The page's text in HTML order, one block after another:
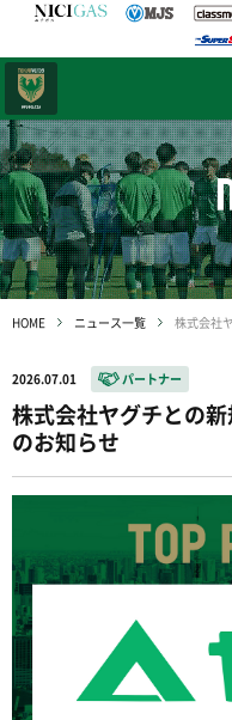
HOME ニュース一覧
2026.07.01 パートナー
株式会社ヤグチとの
のお知らせ